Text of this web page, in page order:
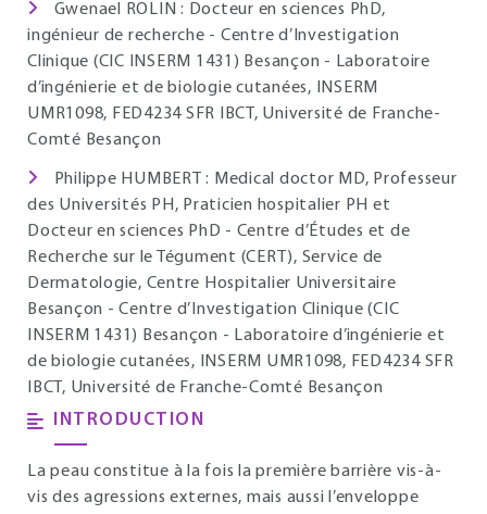
Gwenael ROLIN : Docteur en sciences PhD,
ingénieur de recherche - Centre d’Investigation
Clinique (CIC INSERM 1431) Besançon - Laboratoire
d’ingénierie et de biologie cutanées, INSERM
UMR1098, FED4234 SFR IBCT, Université de Franche-
Comté Besançon
Philippe HUMBERT : Medical doctor MD, Professeur
des Universités PH, Praticien hospitalier PH et
Docteur en sciences PhD - Centre d’Études et de
Recherche sur le Tégument (CERT), Service de
Dermatologie, Centre Hospitalier Universitaire
Besançon - Centre d’Investigation Clinique (CIC
INSERM 1431) Besançon - Laboratoire d’ingénierie et
de biologie cutanées, INSERM UMR1098, FED4234 SFR
IBCT, Université de Franche-Comté Besançon
INTRODUCTION
La peau constitue à la fois la première barrière vis-à-
vis des agressions externes, mais aussi l’enveloppe